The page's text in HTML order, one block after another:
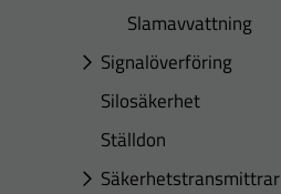
Slamavvattning
Signalöverföring
Silosäkerhet
Ställdon
Säkerhetstransmittrar